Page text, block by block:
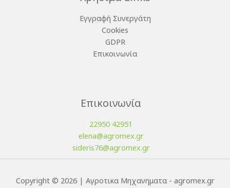
Εγγραφή Συνεργάτη
Cookies
GDPR
Επικοινωνία
Επικοινωνία
22950 42951
elena@agromex.gr
sideris76@agromex.gr
Copyright © 2026 | Αγροτικα Μηχανηματα - agromex.gr